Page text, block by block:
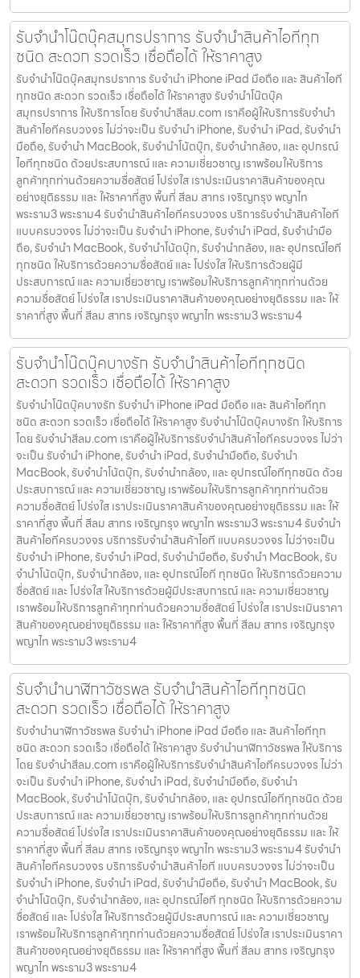
รับจำนำโน๊ตบุ๊คสมุทรปราการ รับจำนำสินค้าไอทีทุก
ชนิด สะดวก รวดเร็ว เชื่อถือได้ ให้ราคาสูง
รับจำนำโน๊ตบุ๊คสมุทรปราการ รับจำนำ iPhone iPad มือถือ และ สินค้าไอที
ทุกชนิด สะดวก รวดเร็ว เชื่อถือได้ ให้ราคาสูง รับจำนำโน๊ตบุ๊ค
สมุทรปราการ ให้บริการโดย รับจํานําสีลม.com เราคือผู้ให้บริการรับจำนำ
สินค้าไอทีครบวงจร ไม่ว่าจะเป็น รับจำนำ iPhone, รับจำนำ iPad, รับจำนำ
มือถือ, รับจำนำ MacBook, รับจำนำโน้ตบุ๊ก, รับจำนำกล้อง, และ อุปกรณ์
ไอทีทุกชนิด ด้วยประสบการณ์ และ ความเชี่ยวชาญ เราพร้อมให้บริการ
ลูกค้าทุกท่านด้วยความซื่อสัตย์ โปร่งใส เราประเมินราคาสินค้าของคุณ
อย่างยุติธรรม และ ให้ราคาที่สูง พื้นที่ สีลม สาทร เจริญกรุง พญาไท
พระราม3 พระราม4 รับจำนำสินค้าไอทีครบวงจร บริการรับจำนำสินค้าไอที
แบบครบวงจร ไม่ว่าจะเป็น รับจำนำ iPhone, รับจำนำ iPad, รับจำนำมือ
ถือ, รับจำนำ MacBook, รับจำนำโน้ตบุ๊ก, รับจำนำกล้อง, และ อุปกรณ์ไอที
ทุกชนิด ให้บริการด้วยความซื่อสัตย์ และ โปร่งใส ให้บริการด้วยผู้มี
ประสบการณ์ และ ความเชี่ยวชาญ เราพร้อมให้บริการลูกค้าทุกท่านด้วย
ความซื่อสัตย์ โปร่งใส เราประเมินราคาสินค้าของคุณอย่างยุติธรรม และ ให้
ราคาที่สูง พื้นที่ สีลม สาทร เจริญกรุง พญาไท พระราม3 พระราม4
รับจำนำโน๊ตบุ๊คบางรัก รับจำนำสินค้าไอทีทุกชนิด
สะดวก รวดเร็ว เชื่อถือได้ ให้ราคาสูง
รับจำนำโน๊ตบุ๊คบางรัก รับจำนำ iPhone iPad มือถือ และ สินค้าไอทีทุก
ชนิด สะดวก รวดเร็ว เชื่อถือได้ ให้ราคาสูง รับจำนำโน๊ตบุ๊คบางรัก ให้บริการ
โดย รับจํานําสีลม.com เราคือผู้ให้บริการรับจำนำสินค้าไอทีครบวงจร ไม่ว่า
จะเป็น รับจำนำ iPhone, รับจำนำ iPad, รับจำนำมือถือ, รับจำนำ
MacBook, รับจำนำโน้ตบุ๊ก, รับจำนำกล้อง, และ อุปกรณ์ไอทีทุกชนิด ด้วย
ประสบการณ์ และ ความเชี่ยวชาญ เราพร้อมให้บริการลูกค้าทุกท่านด้วย
ความซื่อสัตย์ โปร่งใส เราประเมินราคาสินค้าของคุณอย่างยุติธรรม และ ให้
ราคาที่สูง พื้นที่ สีลม สาทร เจริญกรุง พญาไท พระราม3 พระราม4 รับจำนำ
สินค้าไอทีครบวงจร บริการรับจำนำสินค้าไอที แบบครบวงจร ไม่ว่าจะเป็น
รับจำนำ iPhone, รับจำนำ iPad, รับจำนำมือถือ, รับจำนำ MacBook, รับ
จำนำโน้ตบุ๊ก, รับจำนำกล้อง, และ อุปกรณ์ไอที ทุกชนิด ให้บริการด้วยความ
ซื่อสัตย์ และ โปร่งใส ให้บริการด้วยผู้มีประสบการณ์ และ ความเชี่ยวชาญ
เราพร้อมให้บริการลูกค้าทุกท่านด้วยความซื่อสัตย์ โปร่งใส เราประเมินราคา
สินค้าของคุณอย่างยุติธรรม และ ให้ราคาที่สูง พื้นที่ สีลม สาทร เจริญกรุง
พญาไท พระราม3 พระราม4
รับจำนำนาฬิกาวัชรพล รับจำนำสินค้าไอทีทุกชนิด
สะดวก รวดเร็ว เชื่อถือได้ ให้ราคาสูง
รับจำนำนาฬิกาวัชรพล รับจำนำ iPhone iPad มือถือ และ สินค้าไอทีทุก
ชนิด สะดวก รวดเร็ว เชื่อถือได้ ให้ราคาสูง รับจำนำนาฬิกาวัชรพล ให้บริการ
โดย รับจํานําสีลม.com เราคือผู้ให้บริการรับจำนำสินค้าไอทีครบวงจร ไม่ว่า
จะเป็น รับจำนำ iPhone, รับจำนำ iPad, รับจำนำมือถือ, รับจำนำ
MacBook, รับจำนำโน้ตบุ๊ก, รับจำนำกล้อง, และ อุปกรณ์ไอทีทุกชนิด ด้วย
ประสบการณ์ และ ความเชี่ยวชาญ เราพร้อมให้บริการลูกค้าทุกท่านด้วย
ความซื่อสัตย์ โปร่งใส เราประเมินราคาสินค้าของคุณอย่างยุติธรรม และ ให้
ราคาที่สูง พื้นที่ สีลม สาทร เจริญกรุง พญาไท พระราม3 พระราม4 รับจำนำ
สินค้าไอทีครบวงจร บริการรับจำนำสินค้าไอที แบบครบวงจร ไม่ว่าจะเป็น
รับจำนำ iPhone, รับจำนำ iPad, รับจำนำมือถือ, รับจำนำ MacBook, รับ
จำนำโน้ตบุ๊ก, รับจำนำกล้อง, และ อุปกรณ์ไอที ทุกชนิด ให้บริการด้วยความ
ซื่อสัตย์ และ โปร่งใส ให้บริการด้วยผู้มีประสบการณ์ และ ความเชี่ยวชาญ
เราพร้อมให้บริการลูกค้าทุกท่านด้วยความซื่อสัตย์ โปร่งใส เราประเมินราคา
สินค้าของคุณอย่างยุติธรรม และ ให้ราคาที่สูง พื้นที่ สีลม สาทร เจริญกรุง
พญาไท พระราม3 พระราม4